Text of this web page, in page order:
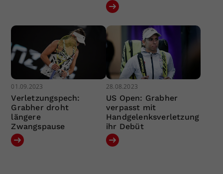
01.09.2023
Verletzungspech:
Grabher droht
längere
Zwangspause
28.08.2023
US Open: Grabher
verpasst mit
Handgelenksverletzung
ihr Debüt